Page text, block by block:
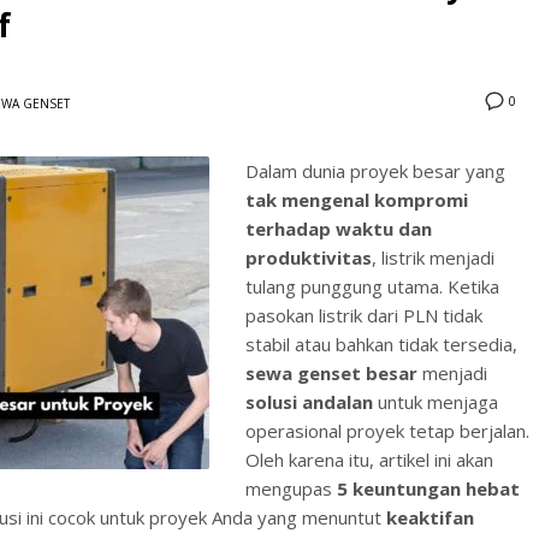
Review your order. 3 Payment &FREE
an email to support@website.com . Thank you!
0
GENSET
Dalam dunia proyek besar yang
tak mengenal kompromi
terhadap waktu dan
produktivitas, listrik menjadi
tulang punggung utama. Ketika
pasokan listrik dari PLN tidak
stabil atau bahkan tidak tersedia,
sewa genset besar menjadi
solusi andalan untuk menjaga
operasional proyek tetap berjalan.
Oleh karena itu, artikel ini akan
mengupas 5 keuntungan hebat
ini cocok untuk proyek Anda yang menuntut keaktifan